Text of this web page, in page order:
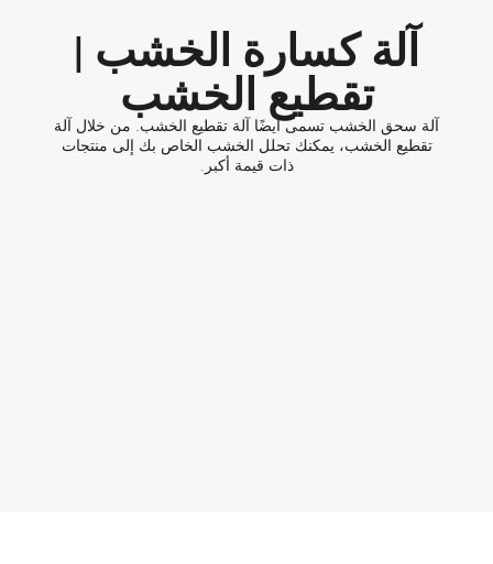
آلة كسارة الخشب |
تقطيع الخشب
آلة سحق الخشب تسمى أيضًا آلة تقطيع الخشب. من خلال آلة
تقطيع الخشب، يمكنك تحلل الخشب الخاص بك إلى منتجات
ذات قيمة أكبر.